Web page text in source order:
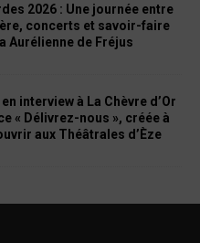
2026 : Une journée entre
concerts et savoir-faire
Aurélienne de Fréjus
interview à La Chèvre d’Or
« Délivrez-nous », créée à
aux Théâtrales d’Èze